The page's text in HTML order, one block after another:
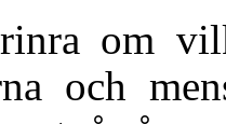
om
och